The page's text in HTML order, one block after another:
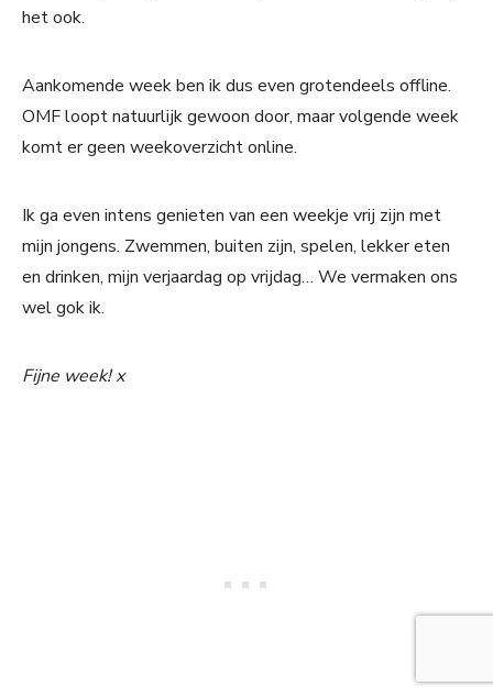
het ook.
Aankomende week ben ik dus even grotendeels offline.
OMF loopt natuurlijk gewoon door, maar volgende week
komt er geen weekoverzicht online.
Ik ga even intens genieten van een weekje vrij zijn met
mijn jongens. Zwemmen, buiten zijn, spelen, lekker eten
en drinken, mijn verjaardag op vrijdag… We vermaken ons
wel gok ik.
Fijne week! x